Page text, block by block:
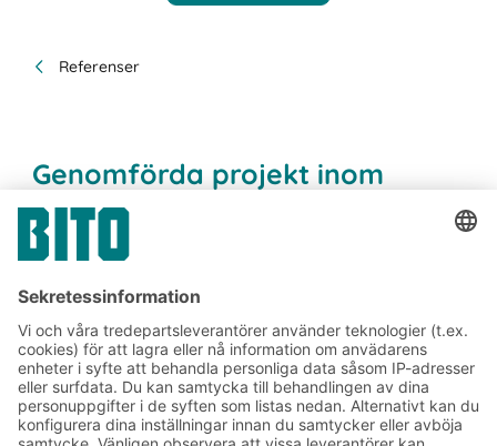
Referenser
Genomförda projekt inom
sektorn för personliga
hygienprodukter och kosmetika
Prenumerera på vårt
nyhetsbrev:
Lager- och logistiknyheter